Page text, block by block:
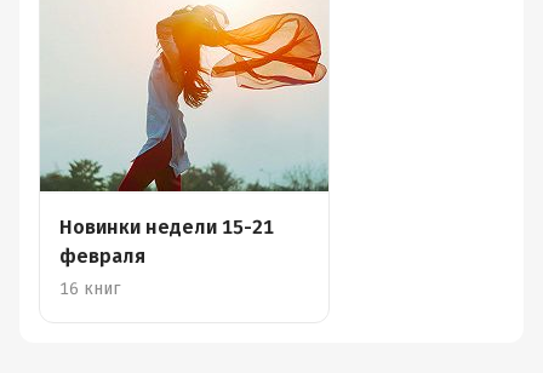
Новинки недели 15-21
февраля
16 книг